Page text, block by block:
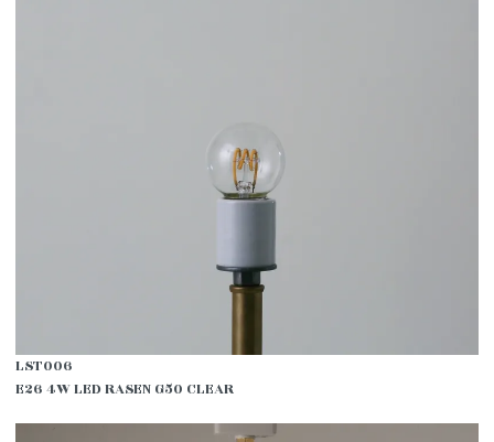
LST006
E26 4W LED RASEN G50 CLEAR